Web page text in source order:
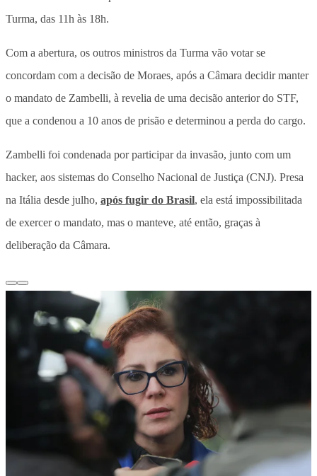
Turma, das 11h às 18h.
Com a abertura, os outros ministros da Turma vão votar se
concordam com a decisão de Moraes, após a Câmara decidir manter
o mandato de Zambelli, à revelia de uma decisão anterior do STF,
que a condenou a 10 anos de prisão e determinou a perda do cargo.
Zambelli foi condenada por participar da invasão, junto com um
hacker, aos sistemas do Conselho Nacional de Justiça (CNJ). Presa
na Itália desde julho, após fugir do Brasil, ela está impossibilitada
de exercer o mandato, mas o manteve, até então, graças à
deliberação da Câmara.